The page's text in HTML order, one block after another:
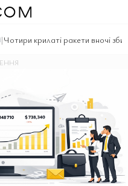
|Чотири крилаті ракети вночі